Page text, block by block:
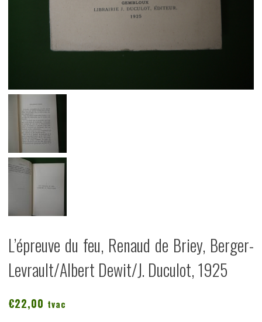
L’épreuve du feu, Renaud de Briey, Berger-
Levrault/Albert Dewit/J. Duculot, 1925
€22,00 tvac